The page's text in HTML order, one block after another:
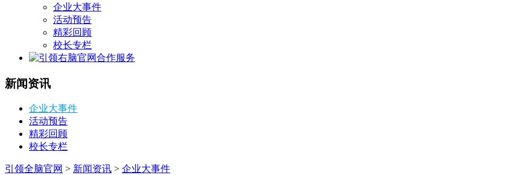
企业大事件
活动预告
精彩回顾
校长专栏
合作服务
新闻资讯
企业大事件
活动预告
精彩回顾
校长专栏
引领全脑官网 > 新闻资讯 > 企业大事件